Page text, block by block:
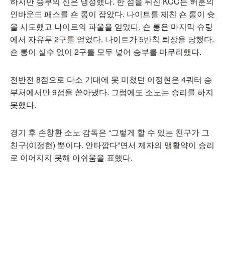
인바운드 패스를 숀 롱이 잡았다. 나이트를 제친 숀 롱이 슛
을 시도했고 나이트의 파울을 얻었다. 숀 롱은 마지막 슈팅
에서 자유투 2구를 얻었다. 나이트가 5반칙 퇴장을 당했다.
숀 롱이 실수 없이 2구를 모두 넣어 승부를 마무리했다.
전반전 8점으로 다소 기대에 못 미쳤던 이정현은 4쿼터 승
부처에서만 9점을 쏟아냈다. 그럼에도 소노는 승리를 하지
못했다.
경기 후 손창환 소노 감독은 “그렇게 할 수 있는 친구가 그
친구(이정현) 뿐이다. 안타깝다”면서 제자의 맹활약이 승리
로 이어지지 못해 아쉬움을 표했다.